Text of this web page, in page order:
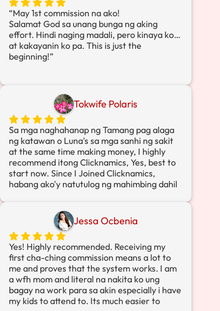
“May 1st commission na ako!
Salamat God sa unang bunga ng aking
effort. Hindi naging madali, pero kinaya ko…
at kakayanin ko pa. This is just the
beginning!”
Tokwife Polaris
Sa mga naghahanap ng Tamang pag alaga
ng katawan o Luna's sa mga sanhi ng sakit
at the same time making money, I highly
recommend itong Clicknamics, Yes, best to
start now. Since I Joined Clicknamics,
habang ako'y natutulog ng mahimbing dahil
happy and I thank God for bringing me here
in the community of CLICKNAMICS.
Jessa Ocbenia
Yes! Highly recommended. Receiving my
first cha-ching commission means a lot to
me and proves that the system works. I am
a wfh mom and literal na nakita ko ung
bagay na work para sa akin especially i have
my kids to attend to. Its much easier to